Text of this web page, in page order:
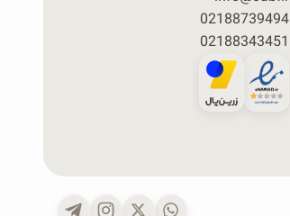
02188739494
02188343451